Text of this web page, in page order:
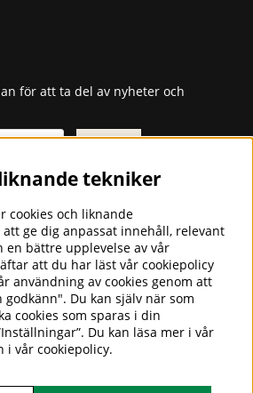
för att ta del av nyheter och
Skicka
FÖR
som
sängkläder i
och
hälsosam
överdrag till husbilsstolen,
tofflor, barnåkpåsar m.m. i
tekniker
cookies och liknande
ge dig anpassat innehåll, relevant
en bättre upplevelse av vår
att du har läst vår cookiepolicy
användning av cookies genom att
godkänn". Du kan själv när som
cookies som sparas i din
Du kan läsa mer i vår
i vår cookiepolicy.